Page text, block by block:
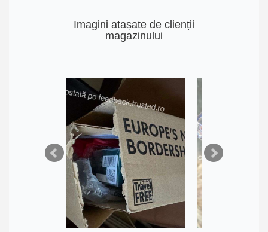
Imagini atașate de clienții
magazinului